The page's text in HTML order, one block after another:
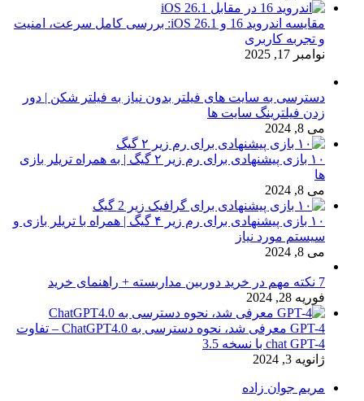
مقایسه اندروید 16 و iOS 26.1: بررسی کامل سرعت، امنیت
و تجربه کاربری
نوامبر 17, 2025
دسترسی به سایت های فیلتر بدون نیاز به فیلتر شکن | دور
زدن فیلترینگ سایت ها
می 8, 2024
۱۰ بازی پیشنهادی برای رم زیر ۲ گیگ | به همراه تریلر بازی
ها
می 8, 2024
۱۰ بازی پیشنهادی برای رم زیر ۴ گیگ | همراه با تریلر بازی و
سیستم مورد نیاز
می 8, 2024
7 نکته مهم در خرید دوربین مداربسته + راهنمای خرید
فوریه 28, 2024
GPT-4 معرفی شد، نحوه دسترسی به ChatGPT4.0 – تفاوت
chat GPT-4 با نسخه 3.5
ژانویه 3, 2024
مریم جوان زاده